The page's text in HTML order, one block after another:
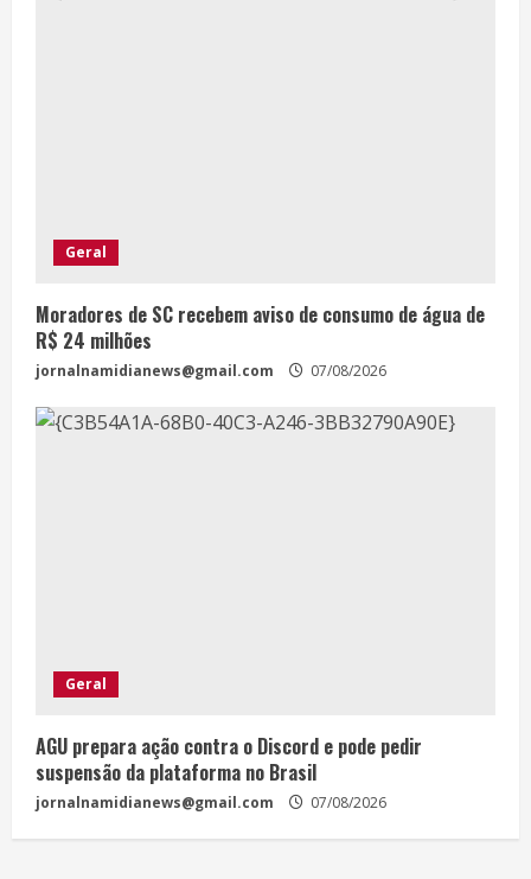
Geral
Moradores de SC recebem aviso de consumo de água de
R$ 24 milhões
jornalnamidianews@gmail.com 07/08/2026
Geral
AGU prepara ação contra o Discord e pode pedir
suspensão da plataforma no Brasil
jornalnamidianews@gmail.com 07/08/2026